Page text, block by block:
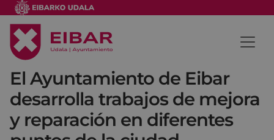
El Ayuntamiento de Eibar
desarrolla trabajos de mejora
y reparación en diferentes